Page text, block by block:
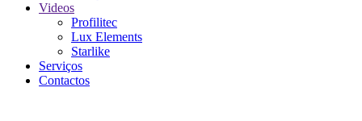
Videos
Profilitec
Lux Elements
Starlike
Serviços
Contactos